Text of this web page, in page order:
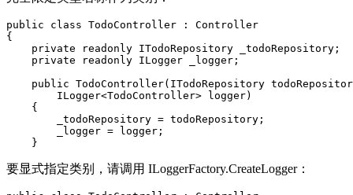
public class TodoController : Controller
{
    private readonly ITodoRepository _todoRepository;
    private readonly ILogger _logger;
public TodoController(ITodoRepository
        ILogger<TodoController> logger)
    {
        _todoRepository = todoRepository;
        _logger = logger;
    }
要显式指定类别，请调用 ILoggerFactory.CreateLogger：